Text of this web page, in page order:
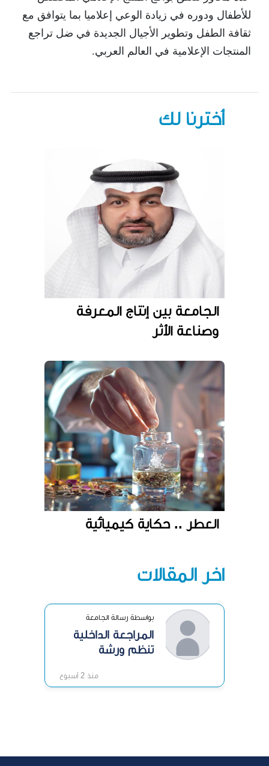
أخترنا لك
الجامعة بين إنتاج المعرفة
وصناعة الأثر
العطر .. حكاية كيميائية
آخر المقالات
بواسطة رسالة الجامعة
المراجعة الداخلية
تنظم ورشة
منذ 2 أسبوع
للأطفال ودوره في زيادة الوعي إعلاميا بما يتوافق مع
ثقافة الطفل وتطوير الأجيال الجديدة في ضل تراجع
المنتجات الإعلامية في العالم العربي.